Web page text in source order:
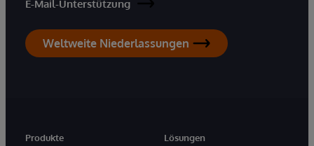
E-Mail-Unterstützung
Weltweite Niederlassungen
Produkte
Lösungen